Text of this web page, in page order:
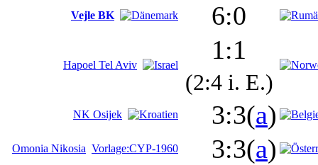
Vejle BK 6:0
Hapoel Tel Aviv
1:1
(2:4 i. E.)
NK Osijek 3:3(a)
Omonia Nikosia Vorlage:CYP-1960 3:3(a)